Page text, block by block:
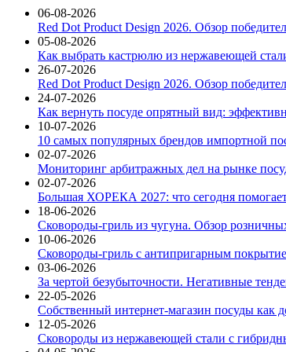
06-08-2026
Red Dot Product Design 2026. Обзор
05-08-2026
Как выбрать кастрюлю из нержавеющей
26-07-2026
Red Dot Product Design 2026. Обзор
24-07-2026
Как вернуть посуде опрятный вид:
10-07-2026
10 самых популярных брендов импортной
02-07-2026
Мониторинг арбитражных дел на рынке
02-07-2026
Большая ХОРЕКА 2027: что сегодня
18-06-2026
Сковороды-гриль из чугуна. Обзор
10-06-2026
Сковороды-гриль с антипригарным
03-06-2026
За чертой безубыточности. Негативные
22-05-2026
Собственный интернет-магазин посуды как
12-05-2026
Сковороды из нержавеющей стали с